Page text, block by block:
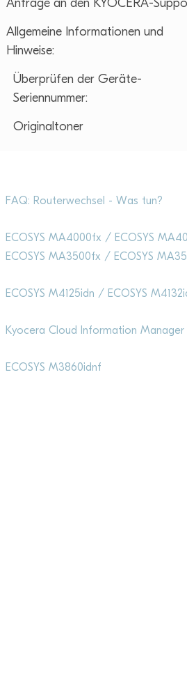
All­ge­meine Infor­ma­tio­nen und
Hinweise:
Über­prü­fen der Geräte-
Seriennummer:
Ori­gi­nal­to­ner
FAQ: Routerwechsel - Was tun?
ECOSYS MA4000fx / ECOSYS
ECOSYS MA3500fx / ECOSYS
ECOSYS M4125idn / ECOSYS
Kyocera Cloud Information Manager
ECOSYS M3860idnf